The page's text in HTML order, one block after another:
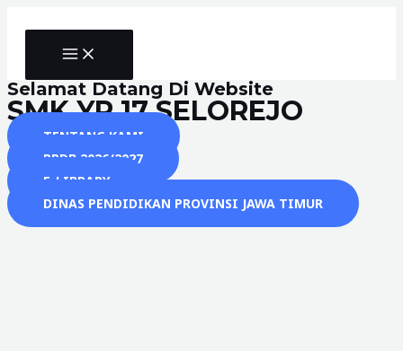
MAIN
MENU
Selamat Datang Di Website
SMK YP 17 SELOREJO
TENTANG KAMI
PPDB 2026/2027
E-LIBRARY
DINAS PENDIDIKAN PROVINSI JAWA TIMUR